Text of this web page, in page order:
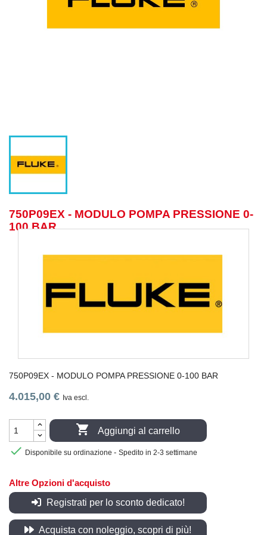
750P09EX - MODULO POMPA PRESSIONE 0-
100 BAR
750P09EX - MODULO POMPA PRESSIONE 0-100 BAR
4.015,00 € Iva escl.
 Aggiungi al carrello
 Disponibile su ordinazione - Spedito in 2-3 settimane
Altre Opzioni d'acquisto
Registrati per lo sconto dedicato!
Acquista con noleggio, scopri di più!